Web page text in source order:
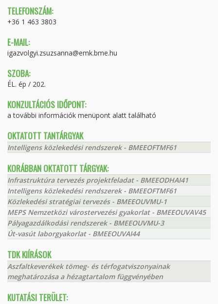
TELEFONSZÁM:
+36 1 463 3803
E-MAIL:
igazvolgyi.zsuzsanna@emk.bme.hu
SZOBA:
ÉL. ép / 202.
KONZULTÁCIÓS IDŐPONT:
a további információk menüpont alatt található
OKTATOTT TANTÁRGYAK
Intelligens közlekedési rendszerek - BMEEOFTMF61
KORÁBBAN OKTATOTT TÁRGYAK:
Infrastruktúra tervezés projektfeladat - BMEEODHAI41
Intelligens közlekedési rendszerek - BMEEOFTMF61
Közlekedési stratégiai tervezés - BMEEOUVMU-1
MEPS Nemzetközi várostervezési gyakorlat - BMEEOUVAV45
Pályagazdálkodási rendszerek - BMEEOUVMU-3
Út-vasút laborgyakorlat - BMEEOUVAI44
TDK KIÍRÁSOK
Aszfaltkeverékek tömeg- és térfogatviszonyainak
meghatározása a hézagtartalom függvényében
KUTATÁSI TERÜLET: